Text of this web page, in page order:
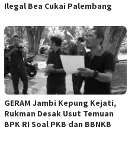
Ilegal Bea Cukai Palembang
GERAM Jambi Kepung Kejati,
Rukman Desak Usut Temuan
BPK RI Soal PKB dan BBNKB